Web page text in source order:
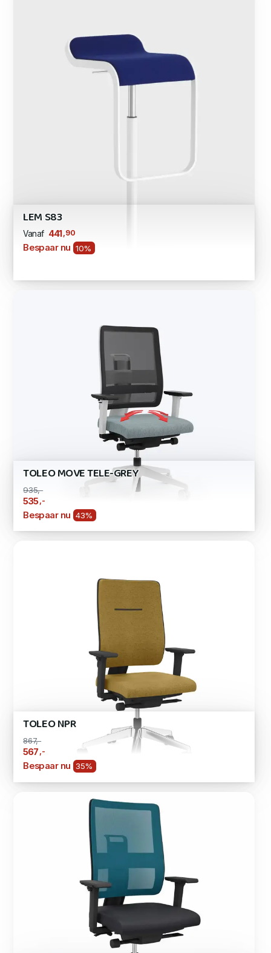
LEM S83
Vanaf 441 ,90
Bespaar nu 10%
TOLEO MOVE TELE-GREY
935,-
535 ,-
Bespaar nu 43%
TOLEO NPR
867,-
567 ,-
Bespaar nu 35%